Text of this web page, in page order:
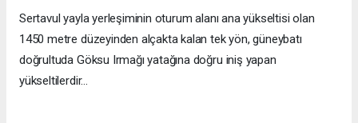
Sertavul yayla yerleşiminin oturum alanı ana yükseltisi olan
1450 metre düzeyinden alçakta kalan tek yön, güneybatı
doğrultuda Göksu Irmağı yatağına doğru iniş yapan
yükseltilerdir...